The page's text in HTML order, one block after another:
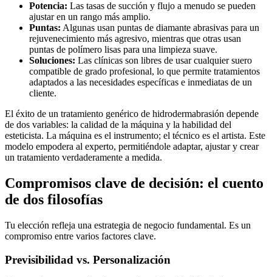
Potencia: Las tasas de succión y flujo a menudo se pueden
ajustar en un rango más amplio.
Puntas: Algunas usan puntas de diamante abrasivas para un
rejuvenecimiento más agresivo, mientras que otras usan
puntas de polímero lisas para una limpieza suave.
Soluciones: Las clínicas son libres de usar cualquier suero
compatible de grado profesional, lo que permite tratamientos
adaptados a las necesidades específicas e inmediatas de un
cliente.
El éxito de un tratamiento genérico de hidrodermabrasión depende
de dos variables: la calidad de la máquina y la habilidad del
esteticista. La máquina es el instrumento; el técnico es el artista. Este
modelo empodera al experto, permitiéndole adaptar, ajustar y crear
un tratamiento verdaderamente a medida.
Compromisos clave de decisión: el cuento
de dos filosofías
Tu elección refleja una estrategia de negocio fundamental. Es un
compromiso entre varios factores clave.
Previsibilidad vs. Personalización